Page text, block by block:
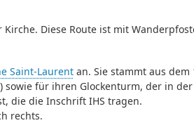
Diese Route ist mit
Saint-Laurentan. Sie stammt aus dem
sowie für ihren Glockenturm, der in
die die Inschrift IHS tragen.
rechts.